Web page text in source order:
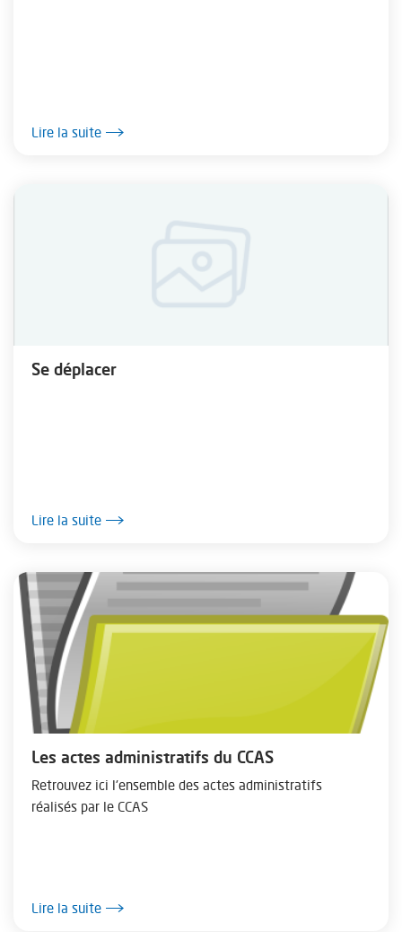
Lire la suite
Se déplacer
Lire la suite
Les actes administratifs du CCAS
Retrouvez ici l'ensemble des actes administratifs
réalisés par le CCAS
Lire la suite